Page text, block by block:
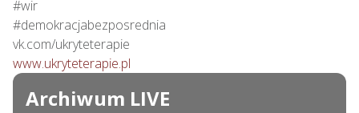
#wir
#demokracjabezposrednia
www.ukryteterapie.pl
Archiwum LIVE